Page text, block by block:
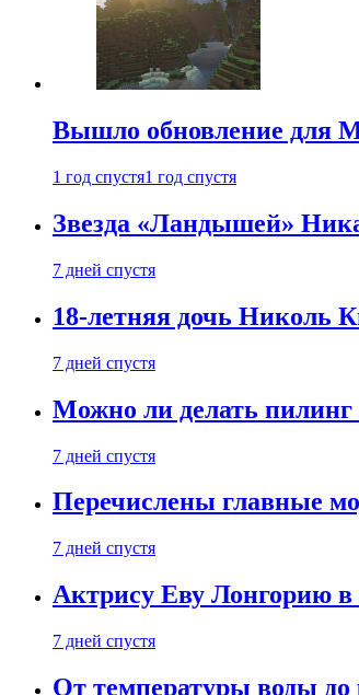
Вышло обновление для
1 год спустя1 год спустя
Звезда «Ландышей»
7 дней спустя
18-летняя дочь Николь
7 дней спустя
Можно ли делать пилинг
7 дней спустя
Перечислены главные
7 дней спустя
Актрису Еву Лонгорию
7 дней спустя
От температуры воды до